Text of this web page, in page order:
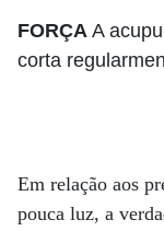
FORÇA A
corta
Em relação aos
pouca luz, a